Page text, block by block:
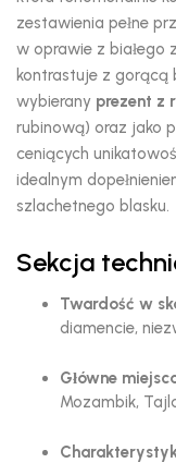
zestawienia pełne
w oprawie z białego
kontrastuje z gorącą
wybierany prezent z
rubinową) oraz jako
ceniących
idealnym
szlachetnego blasku.
Sekcja
Twardość w
diamencie,
Główne
Mozambik,